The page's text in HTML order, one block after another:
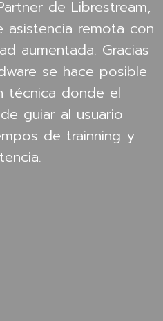
de Librestream,
remota con
aumentada. Gracias
se hace posible
técnica donde el
guiar al usuario
de trainning y